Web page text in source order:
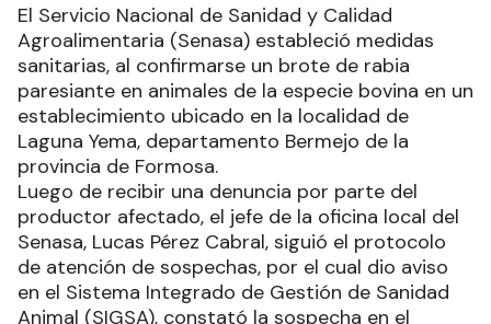
El Servicio Nacional de Sanidad y Calidad
Agroalimentaria (Senasa) estableció medidas
sanitarias, al confirmarse un brote de rabia
paresiante en animales de la especie bovina en un
establecimiento ubicado en la localidad de
Laguna Yema, departamento Bermejo de la
provincia de Formosa.
Luego de recibir una denuncia por parte del
productor afectado, el jefe de la oficina local del
Senasa, Lucas Pérez Cabral, siguió el protocolo
de atención de sospechas, por el cual dio aviso
en el Sistema Integrado de Gestión de Sanidad
Animal (SIGSA), constató la sospecha en el